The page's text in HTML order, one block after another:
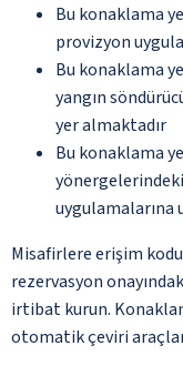
Bu konaklama
provizyon
Bu konaklama
yangın
yer almaktadır
Bu konaklama
uygulamalarına
Misafirlere erişim
rezervasyon
irtibat kurun.
otomatik çeviri